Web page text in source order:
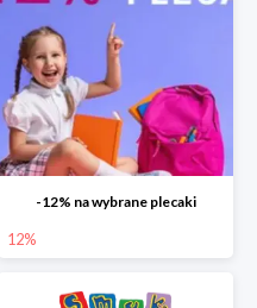
-12% na wybrane plecaki
12%